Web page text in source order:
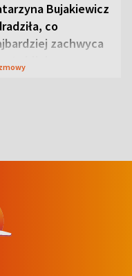
Bujakiewicz
co
zachwyca
Lublinie